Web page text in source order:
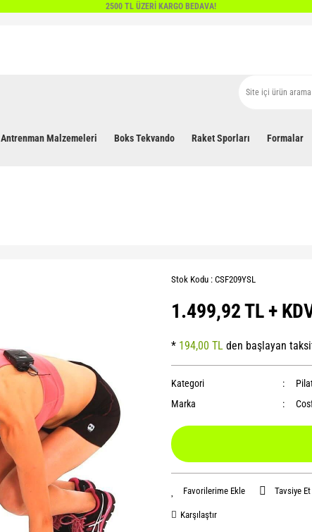
2500 TL ÜZERİ KARGO BEDAVA!
Antrenman Malzemeleri Boks Tekvando Raket Sporları Formalar
Stok Kodu : CSF209YSL
1.499,92 TL +
* 194,00 TL den başlayan
Kategori
Marka
Tavsiye Et
Karşılaştır